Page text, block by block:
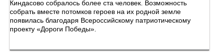
Киндасово собралось более ста человек. Возможность
собрать вместе потомков героев на их родной земле
появилась благодаря Всероссийскому патриотическому
проекту «Дороги Победы».